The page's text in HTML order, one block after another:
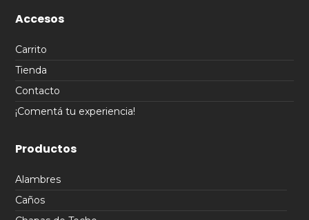
Accesos
Carrito
Tienda
Contacto
¡Comentá tu experiencia!
Productos
Alambres
Caños